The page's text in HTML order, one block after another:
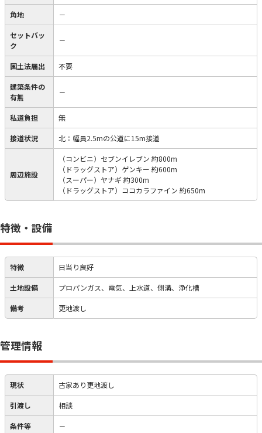
角地 －
セットバッ
ク
－
国土法届出 不要
建築条件の
有無
－
私道負担 無
接道状況 北：幅員2.5mの公道に15m接道
周辺施設
（コンビニ）セブンイレブン 約800m
（ドラッグストア）ゲンキー 約600m
（スーパー）ヤナギ 約300m
（ドラッグストア）ココカラファイン 約650m
特徴・設備
特徴 日当り良好
土地設備 プロパンガス、電気、上水道、側溝、浄化槽
備考 更地渡し
管理情報
現状 古家あり更地渡し
引渡し 相談
条件等 －